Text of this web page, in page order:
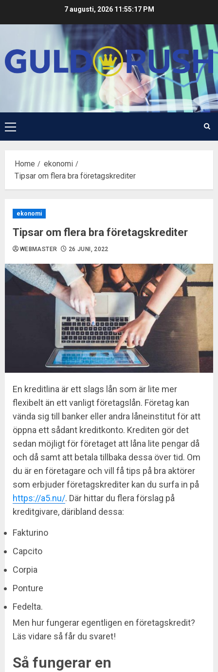
7 augusti, 2026 11:55:18 PM
Primary
Menu
Home
ekonomi
Tipsar om flera bra företagskrediter
ekonomi
Tipsar om flera bra företagskrediter
WEBMASTER 26 JUNI, 2022
En kreditlina är ett slags lån som är lite mer
flexibelt än ett vanligt företagslån. Företag kan
vända sig till banker eller andra låneinstitut för att
öppna ett sådant kreditkonto. Krediten gör det
sedan möjligt för företaget att låna lite pengar då
och då samt att betala tillbaka dessa över tid. Om
du är en företagare och vill få tips på bra aktörer
som erbjuder företagskrediter kan du surfa in på
https://a5.nu/. Där hittar du flera förslag på
kreditgivare, däribland dessa:
Fakturino
Capcito
Corpia
Ponture
Fedelta.
Men hur fungerar egentligen en företagskredit?
Läs vidare så får du svaret!
Så fungerar en